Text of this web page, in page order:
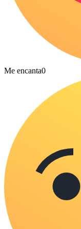
Me encanta0